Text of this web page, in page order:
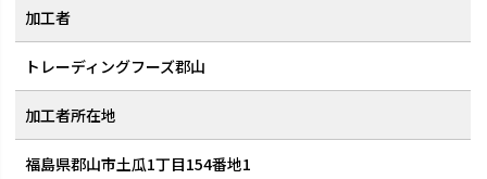
加工者
トレーディングフーズ郡山
加工者所在地
福島県郡山市土瓜1丁目154番地1